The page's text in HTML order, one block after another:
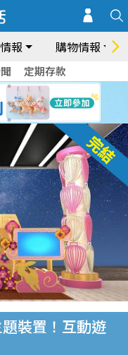
報 購物情報
定期存款
題裝置！互動遊